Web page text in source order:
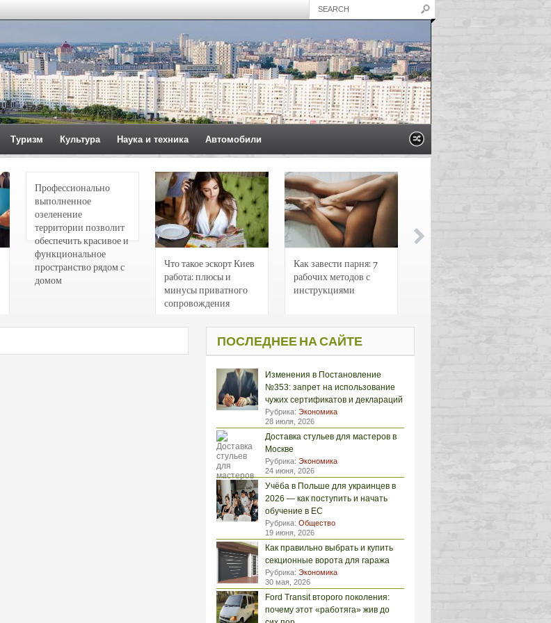
Туризм Культура Наука и техника Автомобили
Профессионально
выполненное
озеленение
территории позволит
обеспечить красивое и
функциональное
пространство рядом с
домом
Что такое эскорт Киев
работа: плюсы и
минусы приватного
сопровождения
Как завести парня: 7
рабочих методов с
инструкциями
ПОСЛЕДНЕЕ НА САЙТЕ
Изменения в Постановление
№353: запрет на использование
чужих сертификатов и деклараций
Рубрика: Экономика
28 июля, 2026
Доставка стульев для мастеров в
Москве
Рубрика: Экономика
24 июня, 2026
Учёба в Польше для украинцев в
2026 — как поступить и начать
обучение в ЕС
Рубрика: Общество
19 июня, 2026
Как правильно выбрать и купить
секционные ворота для гаража
Рубрика: Экономика
30 мая, 2026
Ford Transit второго поколения:
почему этот «работяга» жив до